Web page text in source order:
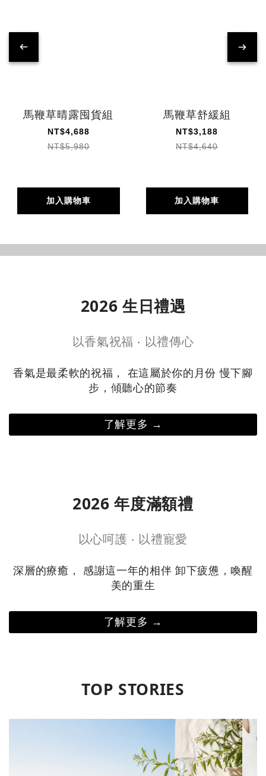
馬鞭草晴露囤貨組
NT$4,688
NT$5,980
加入購物車
馬鞭草舒緩組
NT$3,188
NT$4,640
加入購物車
入門首選 →
明星商品 →
2026 生日禮遇
以香氣祝福 ‧ 以禮傳心
香氣是最柔軟的祝福， 在這屬於你的月份 慢下腳
步，傾聽心的節奏
了解更多 →
2026 年度滿額禮
以心呵護 ‧ 以禮寵愛
深層的療癒， 感謝這一年的相伴 卸下疲憊，喚醒
美的重生
了解更多 →
TOP STORIES